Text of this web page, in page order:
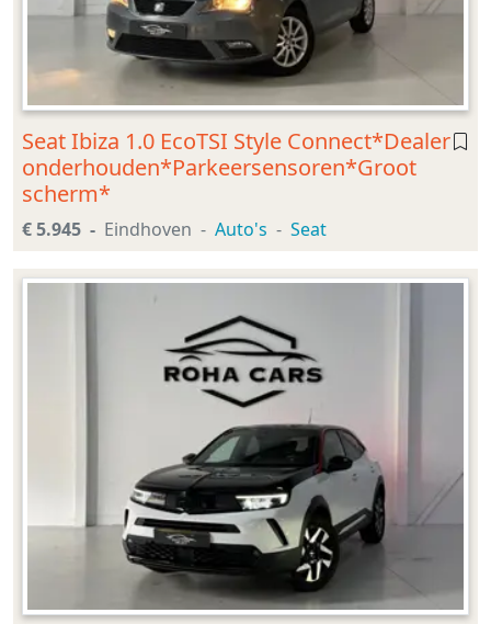
Seat Ibiza 1.0 EcoTSI Style Connect*Dealer
onderhouden*Parkeersensoren*Groot
scherm*
€ 5.945 Eindhoven Auto's Seat